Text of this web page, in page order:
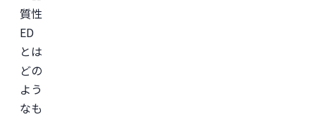
質性
ED
とは
どの
よう
なも